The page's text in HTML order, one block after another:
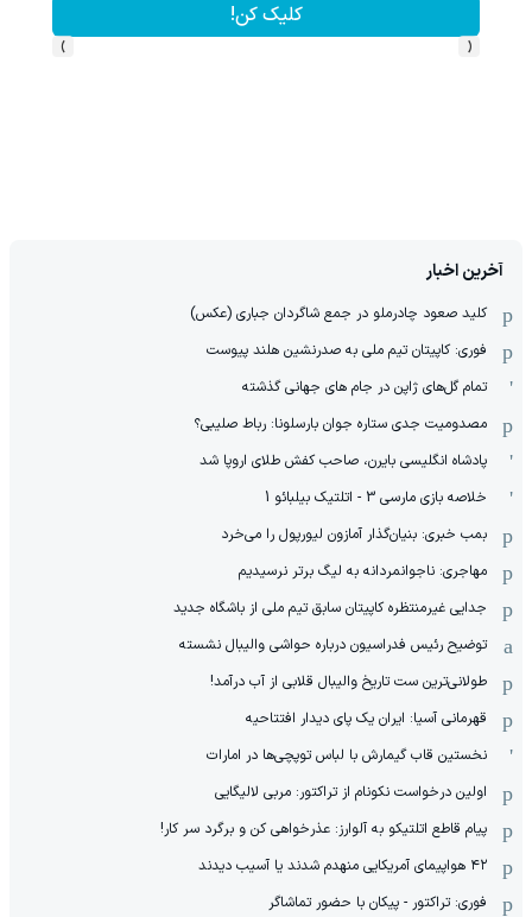
کلیک کن!
‹
›
آخرین اخبار
کلید صعود چادرملو در جمع شاگردان جباری (عکس)
فوری: کاپیتان تیم ملی به صدرنشین هلند پیوست
تمام گل‌های ژاپن در جام های جهانی گذشته
مصدومیت جدی ستاره جوان بارسلونا: رباط صلیبی؟
پادشاه انگلیسی بایرن، صاحب کفش طلای اروپا شد
خلاصه بازی مارسی 3 - اتلتیک بیلبائو 1
بمب خبری: بنیان‌گذار آمازون لیورپول را می‌خرد
مهاجری: ناجوانمردانه به لیگ برتر نرسیدیم
جدایی غیرمنتظره کاپیتان سابق تیم ملی از باشگاه جدید
توضیح رئیس فدراسیون درباره حواشی والیبال نشسته
طولانی‌ترین ست تاریخ والیبال قلابی از آب درآمد!
قهرمانی آسیا: ایران یک پای دیدار افتتاحیه
نخستین قاب گیمارش با لباس توپچی‌ها در امارات
اولین درخواست نکونام از تراکتور: مربی لالیگایی
پیام قاطع اتلتیکو به آلوارز: عذرخواهی کن و برگرد سر کار!
۴۲ هواپیمای آمریکایی منهدم شدند یا آسیب دیدند
فوری: تراکتور - پیکان با حضور تماشاگر